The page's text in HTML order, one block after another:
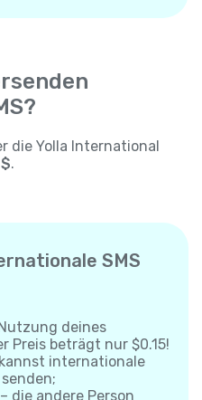
die Yolla International
.
SMS
deines
Preis beträgt nur $0.15!
internationale
die andere Person